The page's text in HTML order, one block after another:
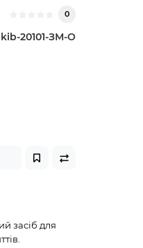
0
kib-20101-ЗМ-О
засіб для